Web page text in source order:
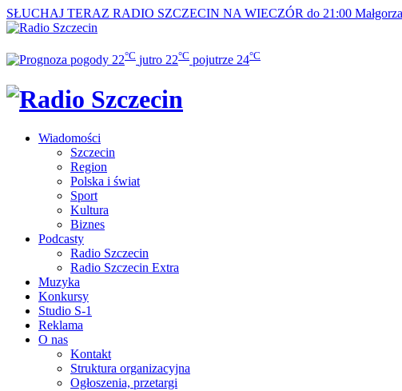
SŁUCHAJ TERAZ RADIO SZCZECIN NA WIECZÓR do 21:00
22°C jutro 22°C pojutrze 24°C
Wiadomości
Szczecin
Region
Polska i świat
Sport
Kultura
Biznes
Podcasty
Radio Szczecin
Radio Szczecin Extra
Muzyka
Konkursy
Studio S-1
Reklama
O nas
Kontakt
Struktura organizacyjna
Ogłoszenia, przetargi